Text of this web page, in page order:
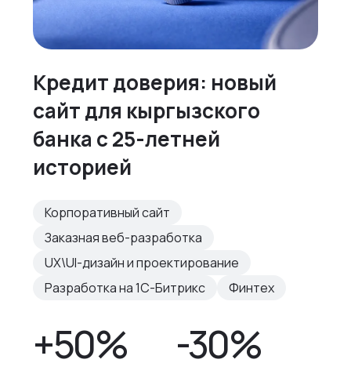
Кредит доверия: новый
сайт для кыргызского
банка с 25-летней
историей
Корпоративный сайт
Заказная веб-разработка
UX\UI-дизайн и проектирование
Разработка на 1С-Битрикс
Финтех
+50% -30%